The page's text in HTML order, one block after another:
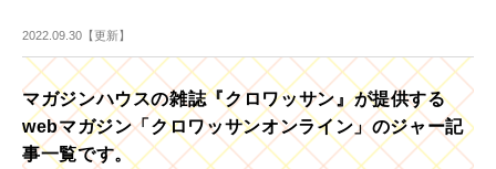
2022.09.30【更新】
マガジンハウスの雑誌『クロワッサン』が提供する
webマガジン「クロワッサンオンライン」のジャー記
事一覧です。